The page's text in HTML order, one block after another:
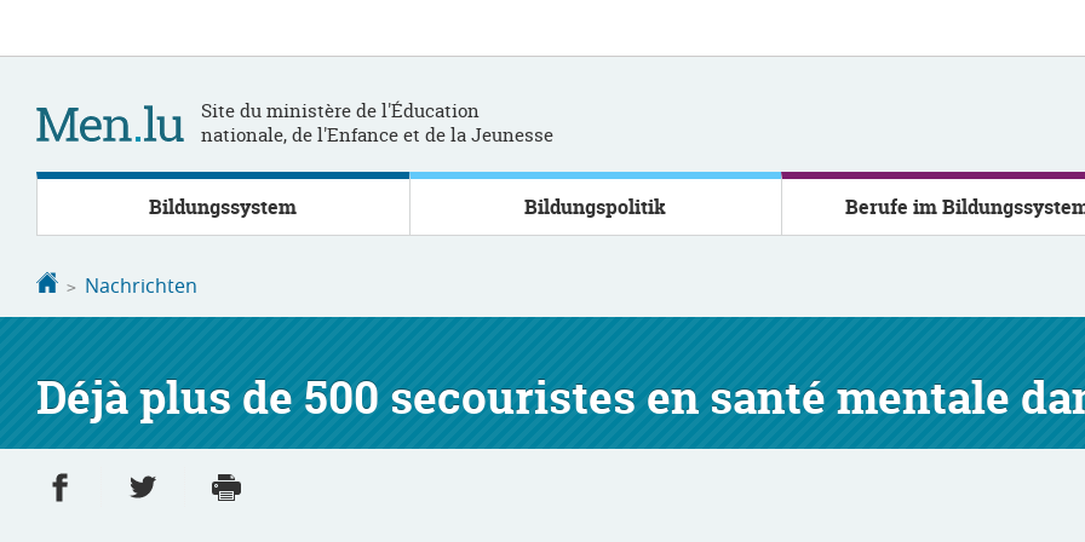
Site du ministère de l'Éducation
nationale, de l'Enfance et de la Jeunesse
Bildungssystem Bildungspolitik Berufe im
Startseite
Nachrichten
Déjà plus de 500 secouristes en santé mentale
Partager sur Facebook
Partager sur Twitter